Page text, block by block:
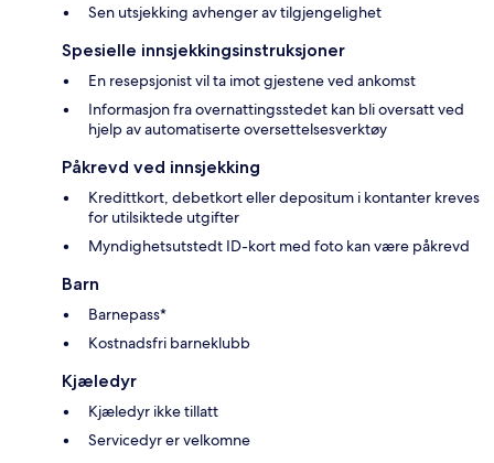
Sen utsjekking avhenger av tilgjengelighet
Spesielle innsjekkingsinstruksjoner
En resepsjonist vil ta imot gjestene ved ankomst
Informasjon fra overnattingsstedet kan bli oversatt ved
hjelp av automatiserte oversettelsesverktøy
Påkrevd ved innsjekking
Kredittkort, debetkort eller depositum i kontanter kreves
for utilsiktede utgifter
Myndighetsutstedt ID-kort med foto kan være påkrevd
Barn
Barnepass*
Kostnadsfri barneklubb
Kjæledyr
Kjæledyr ikke tillatt
Servicedyr er velkomne